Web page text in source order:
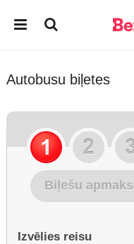
Autobusu biļetes
Biļešu
Izvēlies reisu